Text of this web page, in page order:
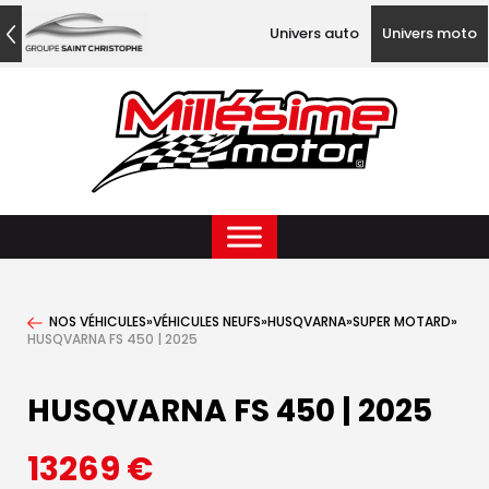
Univers auto Univers moto
NOS VÉHICULES»VÉHICULES NEUFS»HUSQVARNA»SUPER MOTARD»
HUSQVARNA FS 450 | 2025
HUSQVARNA FS 450 | 2025
13269€